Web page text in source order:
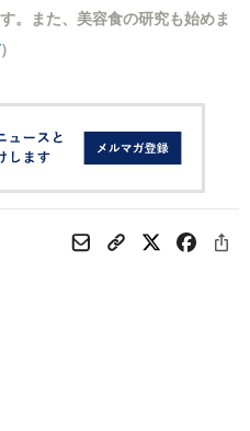
。また、美容食の研究も始めま
）